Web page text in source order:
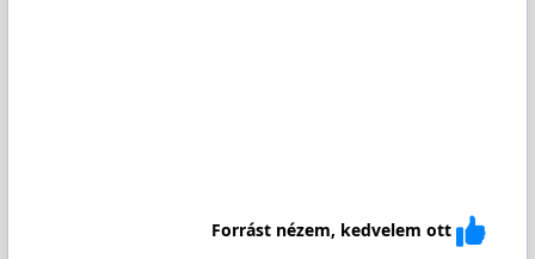
Forrást nézem, kedvelem ott